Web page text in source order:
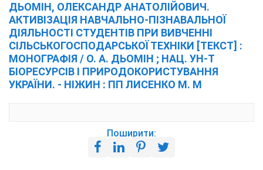
ДЬОМІН, ОЛЕКСАНДР АНАТОЛІЙОВИЧ.
АКТИВІЗАЦІЯ НАВЧАЛЬНО-ПІЗНАВАЛЬНОЇ
ДІЯЛЬНОСТІ СТУДЕНТІВ ПРИ ВИВЧЕННІ
СІЛЬСЬКОГОСПОДАРСЬКОЇ ТЕХНІКИ [ТЕКСТ] :
МОНОГРАФІЯ / О. А. ДЬОМІН ; НАЦ. УН-Т
БІОРЕСУРСІВ І ПРИРОДОКОРИСТУВАННЯ
УКРАЇНИ. - НІЖИН : ПП ЛИСЕНКО М. М
Поширити: